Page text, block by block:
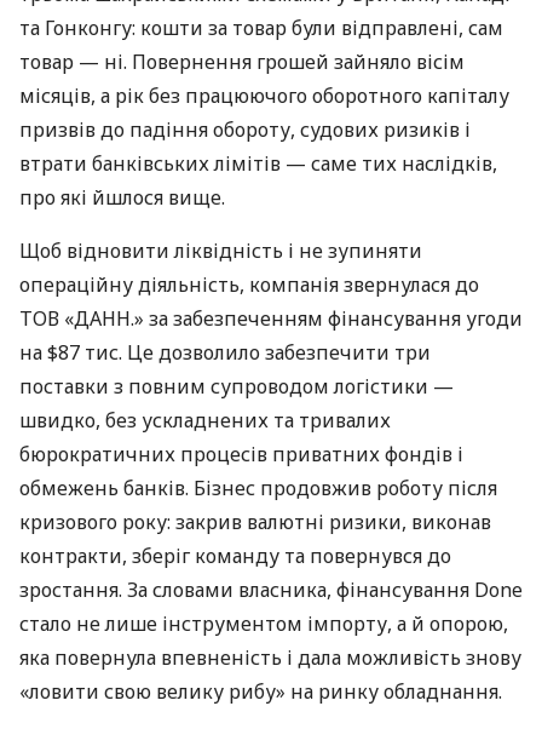
та Гонконгу: кошти за товар були відправлені, сам
товар — ні. Повернення грошей зайняло вісім
місяців, а рік без працюючого оборотного капіталу
призвів до падіння обороту, судових ризиків і
втрати банківських лімітів — саме тих наслідків,
про які йшлося вище.
Щоб відновити ліквідність і не зупиняти
операційну діяльність, компанія звернулася до
ТОВ «ДАНН.» за забезпеченням фінансування угоди
на $87 тис. Це дозволило забезпечити три
поставки з повним супроводом логістики —
швидко, без ускладнених та тривалих
бюрократичних процесів приватних фондів і
обмежень банків. Бізнес продовжив роботу після
кризового року: закрив валютні ризики, виконав
контракти, зберіг команду та повернувся до
зростання. За словами власника, фінансування Done
стало не лише інструментом імпорту, а й опорою,
яка повернула впевненість і дала можливість знову
«ловити свою велику рибу» на ринку обладнання.